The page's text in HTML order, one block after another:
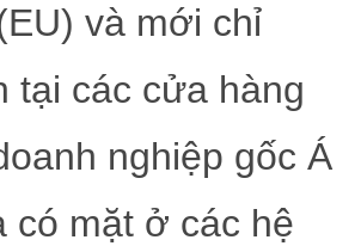
và mới chỉ
tại các cửa hàng
nghiệp gốc Á
có mặt ở các hệ